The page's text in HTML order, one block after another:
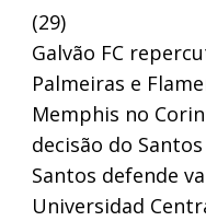
(29)
Galvão FC
Palmeiras e
Memphis no
decisão do
Santos defende
Universidad